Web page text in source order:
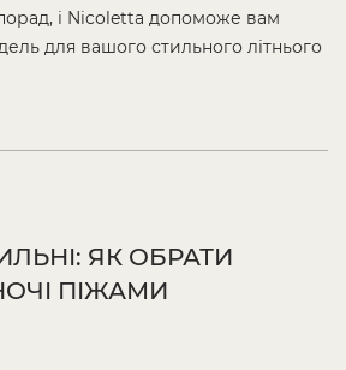
і Nicoletta допоможе вам
для вашого стильного літнього
ЯК ОБРАТИ
ПІЖАМИ